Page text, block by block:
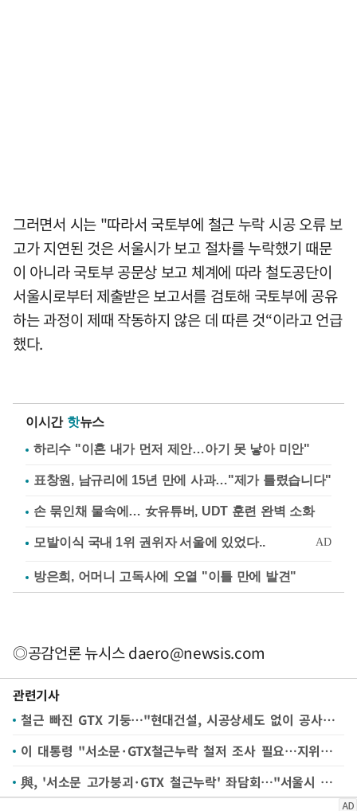
그러면서 시는 "따라서 국토부에 철근 누락 시공 오류 보
고가 지연된 것은 서울시가 보고 절차를 누락했기 때문
이 아니라 국토부 공문상 보고 체계에 따라 철도공단이
서울시로부터 제출받은 보고서를 검토해 국토부에 공유
하는 과정이 제때 작동하지 않은 데 따른 것“이라고 언급
했다.
이시간 핫뉴스
하리수 "이혼 내가 먼저 제안…아기 못 낳아 미안"
표창원, 남규리에 15년 만에 사과…"제가 틀렸습니다"
손 묶인채 물속에… 女유튜버, UDT 훈련 완벽 소화
방은희, 어머니 고독사에 오열 "이틀 만에 발견"
◎공감언론 뉴시스daero@newsis.com
관련기사
철근 빠진 GTX 기둥…"현대건설, 시공상세도 없이 공사했다"
이 대통령 "서소문·GTX철근누락 철저 조사 필요…지위고하 막론 엄정 책임"(종합)
與, '서소문 고가붕괴·GTX 철근누락' 좌담회…"서울시 안전불감증 우려"(종합)